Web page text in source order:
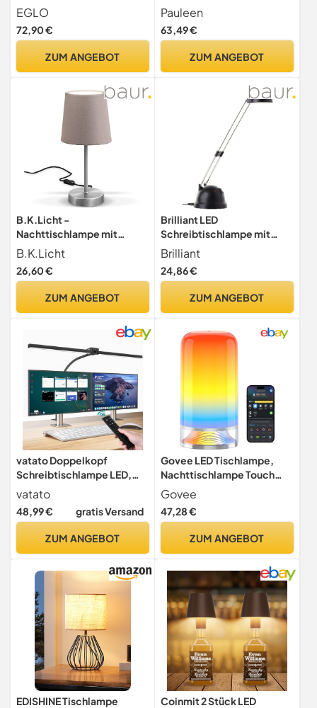
Tischleuchte, Laterne
EGLO
72,90 €
ZUM ANGEBOT
Keramik Tischlampe mit
Stoffschirm hell Beige
max60W E27
Keramik
Pauleen
63,49 €
ZUM ANGEBOT
B.K.Licht -
Nachttischlampe mit
Kabelschalter, E14 Fassung,
Lampenschirm aus Stoff,
Tischlampe, Lampe,
Tischleuchte, Bürolampe,
B.K.Licht
26,60 €
ZUM ANGEBOT
Brilliant LED
Schreibtischlampe mit
warmweißem Licht -
schwenkbare Tischleuchte
mit Kippschalter -
schwarz mit 650 Lumen und
Höhenverstellbar und
flexibel
Brilliant
24,86 €
ZUM ANGEBOT
vatato Doppelkopf
Schreibtischlampe LED,
Dimmbar 24W 80CM
Schreibtischlampe für
Homeoffice, klemmbar
Tageslichtlampe mit
Helligkeit Büro Tischlampe
vatato
48,99 € gratis Versand
ZUM ANGEBOT
Govee LED Tischlampe,
Nachttischlampe Touch
Dimmbar RGBICWW, Alexa
steuern
Govee
47,28 €
ZUM ANGEBOT
EDISHINE Tischlampe
Coinmit 2 Stück LED